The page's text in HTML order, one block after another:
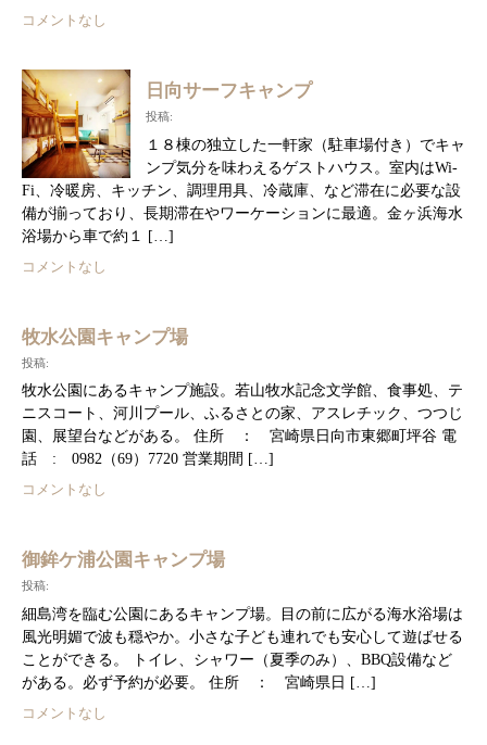
コメントなし
日向サーフキャンプ
投稿:
１８棟の独立した一軒家（駐車場付き）でキャ
ンプ気分を味わえるゲストハウス。室内はWi-
Fi、冷暖房、キッチン、調理用具、冷蔵庫、など滞在に必要な設
備が揃っており、長期滞在やワーケーションに最適。金ヶ浜海水
浴場から車で約１ […]
コメントなし
牧水公園キャンプ場
投稿:
牧水公園にあるキャンプ施設。若山牧水記念文学館、食事処、テ
ニスコート、河川プール、ふるさとの家、アスレチック、つつじ
園、展望台などがある。 住所 ： 宮崎県日向市東郷町坪谷 電
話 : 0982（69）7720 営業期間 […]
コメントなし
御鉾ケ浦公園キャンプ場
投稿:
細島湾を臨む公園にあるキャンプ場。目の前に広がる海水浴場は
風光明媚で波も穏やか。小さな子ども連れでも安心して遊ばせる
ことができる。 トイレ、シャワー（夏季のみ）、BBQ設備など
がある。必ず予約が必要。 住所 ： 宮崎県日 […]
コメントなし